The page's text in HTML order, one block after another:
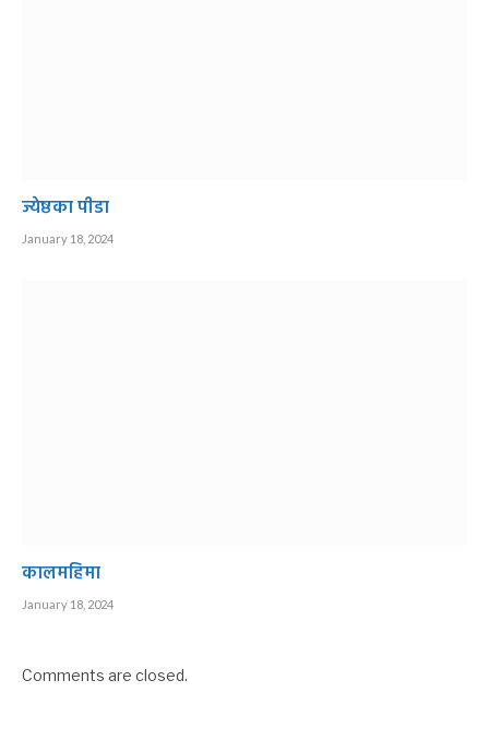
ज्येष्ठका पीडा
January 18, 2024
कालमहिमा
January 18, 2024
Comments are closed.